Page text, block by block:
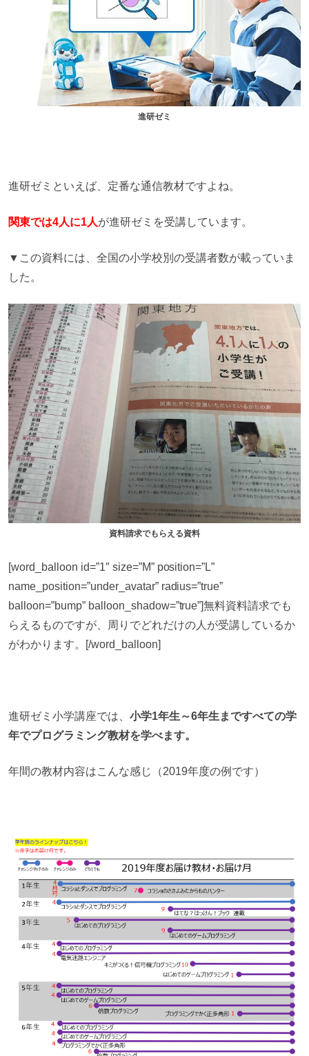
進研ゼミ
進研ゼミといえば、定番な通信教材ですよね。
関東では4人に1人が進研ゼミを受講しています。
▼この資料には、全国の小学校別の受講者数が載っていま
した。
資料請求でもらえる資料
[word_balloon id=”1″ size=”M” position=”L”
name_position=”under_avatar” radius=”true”
balloon=”bump” balloon_shadow=”true”]無料資料請求でも
らえるものですが、周りでどれだけの人が受講しているか
がわかります。[/word_balloon]
進研ゼミ小学講座では、 小学1年生～6年生まですべての学
年でプログラミング教材を学べます。
年間の教材内容はこんな感じ（2019年度の例です）